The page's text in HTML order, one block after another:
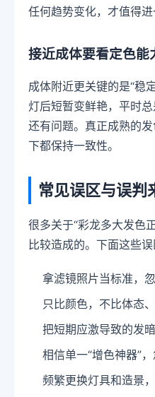
任何趋势变化，才值得进
接近成体要看定色能
成体附近更关键的是“稳
灯后短暂变鲜艳，平时
还有问题。真正成熟的
下都保持一致性。
常见误区与误判
很多关于“彩龙多大发色
比较造成的。下面这些误
拿滤镜照片当标准，
只比颜色，不比体态
把短期应激导致的发
相信单一“增色神器”
频繁更换灯具和造景